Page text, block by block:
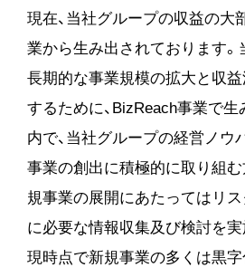
現在、当社グループの収益の大
業から生み出されております。
長期的な事業規模の拡大と収
するために、BizReach事業で
内で、当社グループの経営ノウ
事業の創出に積極的に取り組
規事業の展開にあたってはリ
に必要な情報収集及び検討を実
現時点で新規事業の多くは黒